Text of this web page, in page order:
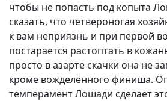
чтобы не попасть под копыта
сказать, что четвероногая
к вам неприязнь и при первой
постарается растоптать в
просто в азарте скачки она не
кроме вожделённого финиша.
темперамент Лошади сделает